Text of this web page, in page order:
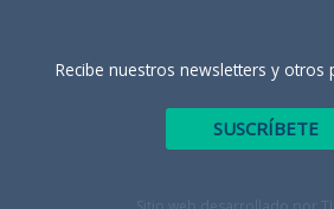
Recibe nuestros newsletters y otros
SUSCRÍBETE